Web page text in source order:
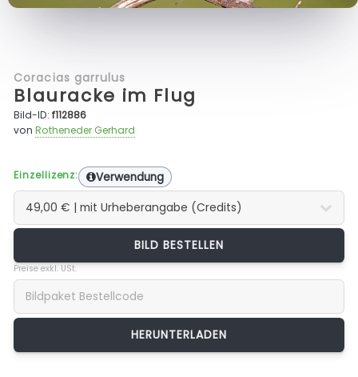
Coracias garrulus
Blauracke im Flug
Bild-ID:f112886
vonRotheneder Gerhard
Einzellizenz: Verwendung
BILD BESTELLEN
Preise exkl. USt.